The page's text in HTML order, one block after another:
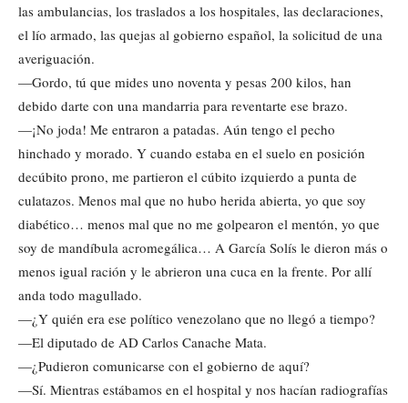
las ambulancias, los traslados a los hospitales, las declaraciones,
el lío armado, las quejas al gobierno español, la solicitud de una
averiguación.
—Gordo, tú que mides uno noventa y pesas 200 kilos, han
debido darte con una mandarria para reventarte ese brazo.
—¡No joda! Me entraron a patadas. Aún tengo el pecho
hinchado y morado. Y cuando estaba en el suelo en posición
decúbito prono, me partieron el cúbito izquierdo a punta de
culatazos. Menos mal que no hubo herida abierta, yo que soy
diabético… menos mal que no me golpearon el mentón, yo que
soy de mandíbula acromegálica… A García Solís le dieron más o
menos igual ración y le abrieron una cuca en la frente. Por allí
anda todo magullado.
—¿Y quién era ese político venezolano que no llegó a tiempo?
—El diputado de AD Carlos Canache Mata.
—¿Pudieron comunicarse con el gobierno de aquí?
—Sí. Mientras estábamos en el hospital y nos hacían radiografías